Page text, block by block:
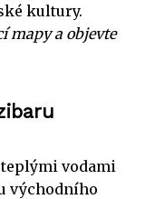
kultury.
mapy a objevte
vodami
východního